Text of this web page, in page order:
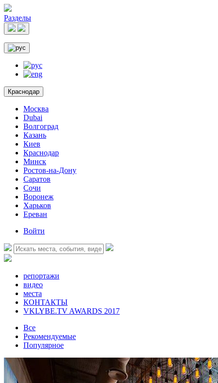
Разделы
Краснодар
Москва
Dubai
Волгоград
Казань
Киев
Краснодар
Минск
Ростов-на-Дону
Саратов
Сочи
Воронеж
Харьков
Ереван
Войти
репортажи
видео
места
КОНТАКТЫ
VKLYBE.TV AWARDS 2017
Все
Рекомендуемые
Популярное